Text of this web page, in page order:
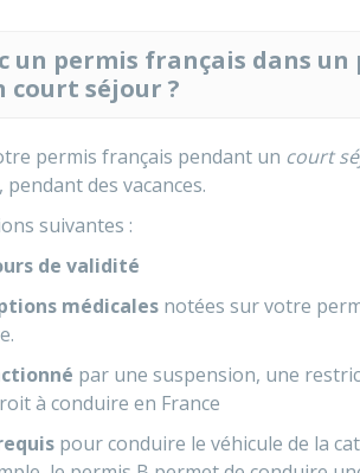
un permis français dans un
court séjour ?
permis français pendant un court
pendant des vacances.
suivantes :
de validité
médicales notées sur votre
par une suspension, une
à conduire en France
pour conduire le véhicule de la